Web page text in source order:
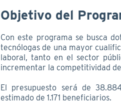
Objetivo del
Con este programa se busca
tecnólogas de una mayor
laboral, tanto en el sector
incrementar la competitividad
El presupuesto será de
estimado de 1.171 beneficiarios.